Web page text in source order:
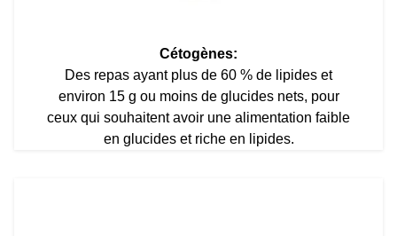
Cétogènes:
Des repas ayant plus de 60 % de lipides et
environ 15 g ou moins de glucides nets, pour
ceux qui souhaitent avoir une alimentation faible
en glucides et riche en lipides.